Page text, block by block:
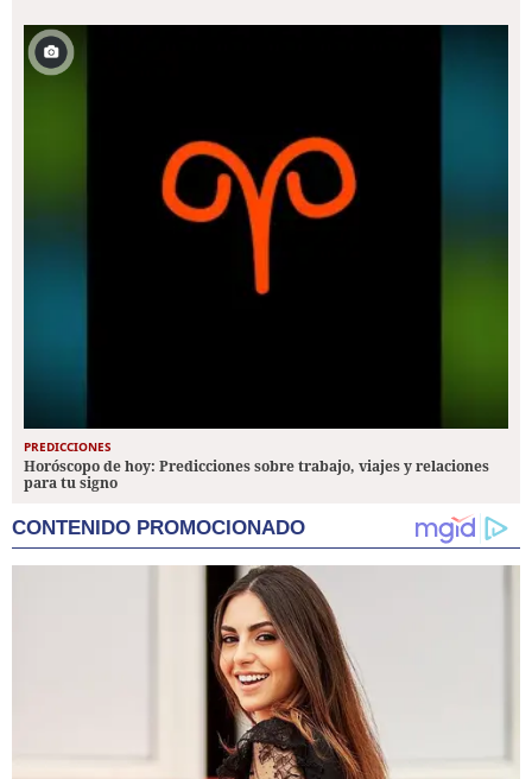
PREDICCIONES
Horóscopo de hoy: Predicciones sobre trabajo, viajes y relaciones
para tu signo
CONTENIDO PROMOCIONADO